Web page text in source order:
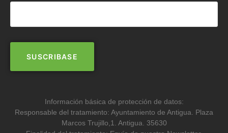
Información básica de protección de datos:
Responsable del tratamiento: Ayuntamiento de Antigua. Plaza
Marcos Trujillo,1. Antigua. 35630